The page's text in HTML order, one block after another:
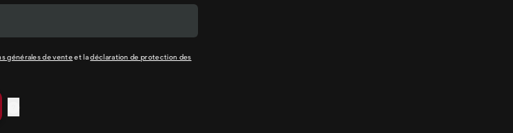
générales de venteet ladéclaration de protection des